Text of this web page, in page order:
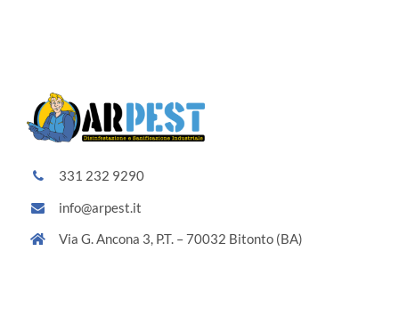
331 232 9290
info@arpest.it
Via G. Ancona 3, P.T. – 70032 Bitonto (BA)